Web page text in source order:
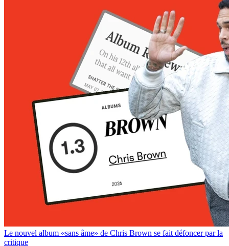
Le nouvel album «sans âme» de Chris Brown se fait défoncer par la
critique